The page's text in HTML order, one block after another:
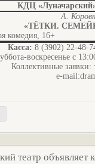
КДЦ
А.
«ТЁТКИ.
комедия, 16+
Касса: 8 (3902) 22-48-
воскресенье с
Коллективные
e-
театр объявляет